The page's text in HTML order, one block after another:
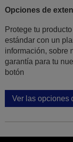
Opciones de
Protege tu
estándar con un
información, sobre
garantía para tu
botón
Ver las opciones